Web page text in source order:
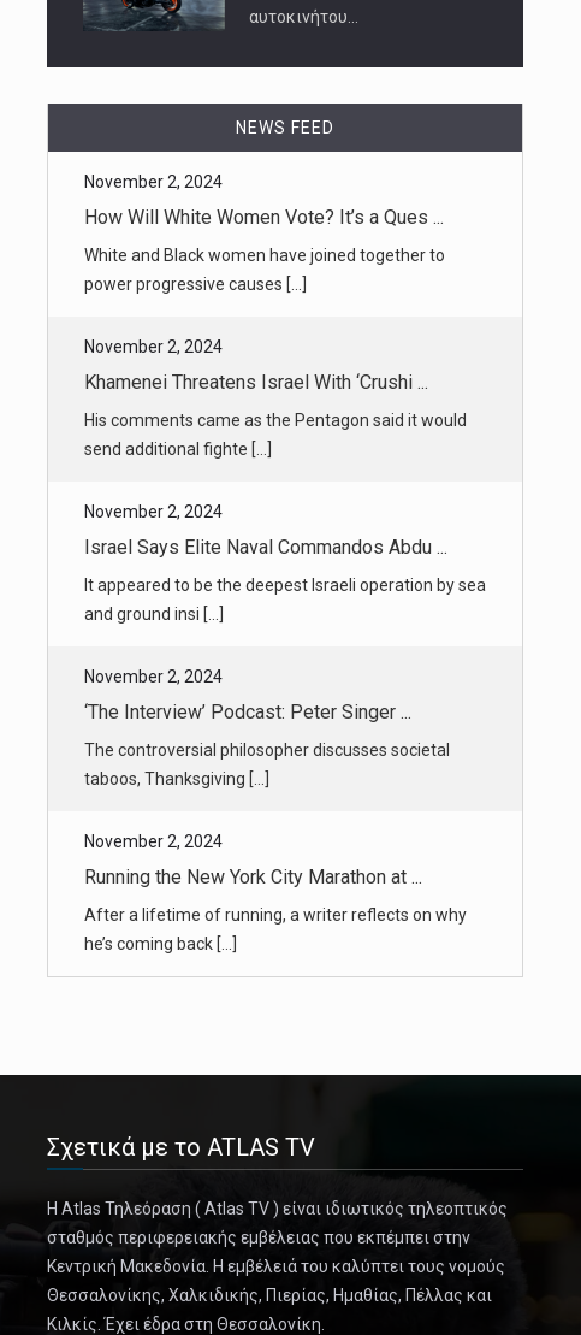
αυτοκινήτου…
NEWS FEED
November 2, 2024
How Will White Women Vote? It’s a Ques ...
White and Black women have joined together to
power progressive causes [...]
November 2, 2024
Khamenei Threatens Israel With ‘Crushi ...
His comments came as the Pentagon said it would
send additional fighte [...]
November 2, 2024
Israel Says Elite Naval Commandos Abdu ...
It appeared to be the deepest Israeli operation by sea
and ground insi [...]
November 2, 2024
‘The Interview’ Podcast: Peter Singer ...
The controversial philosopher discusses societal
taboos, Thanksgiving [...]
November 2, 2024
Running the New York City Marathon at ...
After a lifetime of running, a writer reflects on why
he’s coming back [...]
Everything you need to know about Sunday’s five-
November 2, 2024
In Mexico, Archaeologists Spot a Maya ...
A city with temple pyramids not far from the road
and a site with a Ma [...]
Σχετικά με το ATLAS TV
Η Atlas Τηλεόραση ( Atlas TV ) είναι ιδιωτικός τηλεοπτικός
σταθμός περιφερειακής εμβέλειας που εκπέμπει στην
Κεντρική Μακεδονία. Η εμβέλειά του καλύπτει τους νομούς
Θεσσαλονίκης, Χαλκιδικής, Πιερίας, Ημαθίας, Πέλλας και
Κιλκίς. Έχει έδρα στη Θεσσαλονίκη.